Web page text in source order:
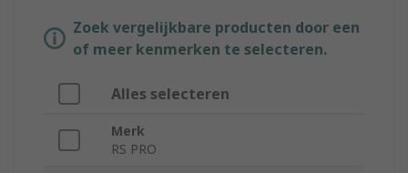
Zoek vergelijkbare producten door een
of meer kenmerken te selecteren.
Alles selecteren
Merk
RS PRO